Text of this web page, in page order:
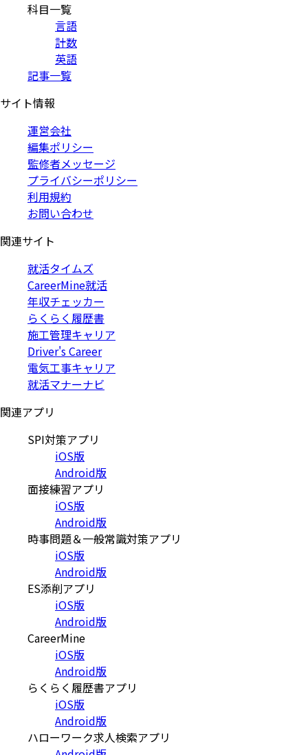
科目一覧
言語
計数
英語
記事一覧
サイト情報
運営会社
編集ポリシー
監修者メッセージ
プライバシーポリシー
利用規約
お問い合わせ
関連サイト
就活タイムズ
CareerMine就活
年収チェッカー
らくらく履歴書
施工管理キャリア
Driver's Career
電気工事キャリア
就活マナーナビ
関連アプリ
SPI対策アプリ
iOS版
Android版
面接練習アプリ
iOS版
Android版
時事問題＆一般常識対策アプリ
iOS版
Android版
ES添削アプリ
iOS版
Android版
CareerMine
iOS版
Android版
らくらく履歴書アプリ
iOS版
Android版
ハローワーク求人検索アプリ